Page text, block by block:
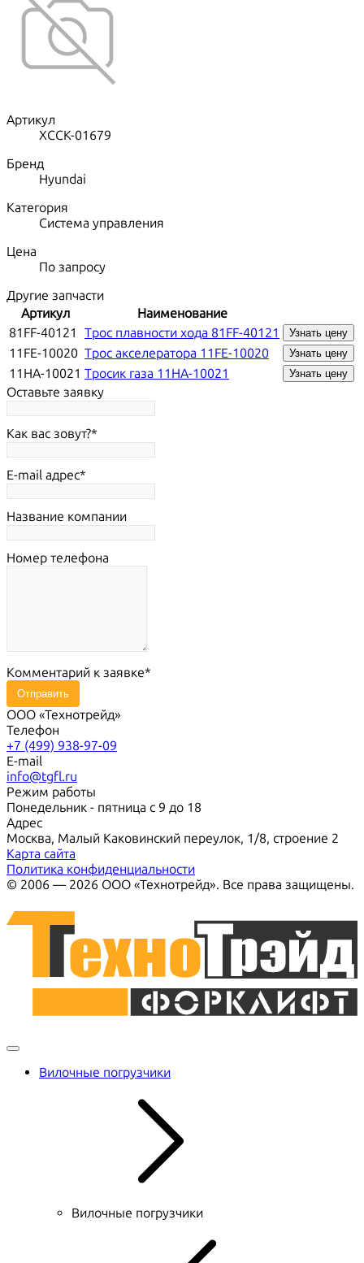
Артикул
XCCK-01679
Бренд
Hyundai
Категория
Система управления
Цена
По запросу
Другие запчасти
Артикул
Наименование
81FF-40121
Трос плавности хода 81FF-40121 Узнать цену
11FE-10020 Трос акселератора 11FE-10020 Узнать цену
11HA-10021 Тросик газа 11HA-10021 Узнать цену
Оставьте заявку
Как вас зовут?
E-mail адрес
Название компании
Номер телефона
Комментарий к заявке
Отправить
ООО «Технотрейд»
Телефон
+7 (499) 938-97-09
E-mail
info@tgfl.ru
Режим работы
Понедельник - пятница с 9 до 18
Адрес
Москва, Малый Каковинский переулок, 1/8, строение 2
Карта сайта
Политика конфиденциальности
© 2006 — 2026 ООО «Технотрейд». Все права защищены.
Вилочные погрузчики
Вилочные погрузчики